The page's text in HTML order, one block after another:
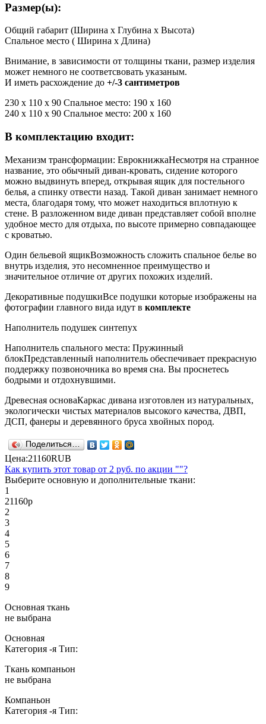
Размер(ы):
Общий габарит (Ширина x Глубина x Высота)
Спальное место ( Ширина x Длина)
Внимание, в зависимости от толщины ткани, размер изделия
может немного не соответсвовать указаным.
И иметь расхождение до +/-3 сантиметров
230 х 110 х 90 Спальное место: 190 х 160
240 х 110 х 90 Спальное место: 200 х 160
В комплектацию входит:
Механизм трансформации: ЕврокнижкаНесмотря на странное
название, это обычный диван-кровать, сидение которого
можно выдвинуть вперед, открывая ящик для постельного
белья, а спинку отвести назад. Такой диван занимает немного
места, благодаря тому, что может находиться вплотную к
стене. В разложенном виде диван представляет собой вполне
удобное место для отдыха, по высоте примерно совпадающее
с кроватью.
Один бельевой ящикВозможность сложить спальное белье во
внутрь изделия, это несомненное преимущество и
значительное отличие от других похожих изделий.
Декоративные подушкиВсе подушки которые изображены на
фотографии главного вида идут в комплекте
Наполнитель подушек синтепух
Наполнитель спального места: Пружинный
блокПредставленный наполнитель обеспечивает прекрасную
поддержку позвоночника во время сна. Вы проснетесь
бодрыми и отдохнувшими.
Древесная основаКаркас дивана изготовлен из натуральных,
экологически чистых материалов высокого качества, ДВП,
ДСП, фанеры и деревянного бруса хвойных пород.
Поделиться…
Цена:21160RUB
Как купить этот товар от 2 руб. по акции ""?
Выберите основную и дополнительные ткани:
1
21160р
2
3
4
5
6
7
8
9
Основная ткань
не выбрана
Основная
Категория -я Тип:
Ткань компаньон
не выбрана
Компаньон
Категория -я Тип: